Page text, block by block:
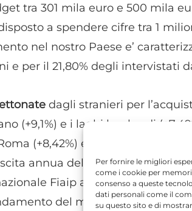
Per fornire le migliori
come i cookie per
consenso a queste
dati personali come il
su questo sito e di
tra 301 mila euro e 500 mila
a spendere cifre tra 1
nel nostro Paese e’
e per il 21,80% degli intervistati
dagli stranieri per
(+9,1%) e i laghi lombardi
(+8,42%) e a seguire Firenze
annua del 26% nel 2019 –
Fiaip al settore estero e
del mercato e delle